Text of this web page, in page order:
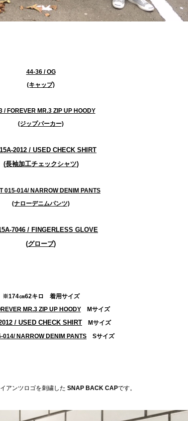
44-36 / OG
(キャップ)
/ FOREVER MR.3 ZIP UP HOODY
(ジップパーカー)
2012 / USED CHECK SHIRT
(長袖加工チェックシャツ)
015-014/ NARROW DENIM PANTS
(ナローデニムパンツ)
7046 / FINGERLESS GLOVE
(グローブ)
※174㎝62キロ 着用サイズ
MR.3 ZIP UP HOODYMサイズ
/ USED CHECK SHIRT Mサイズ
014/ NARROW DENIM PANTS Sサイズ
アンツロゴを刺繍した SNAP BACK CAPです。